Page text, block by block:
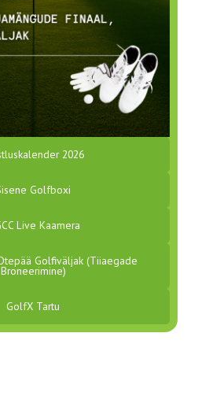
2026
Golfboxi
Live Kaamera
Golfiväljak (tiiaegade
Broneerimine)
GolfX Tartu